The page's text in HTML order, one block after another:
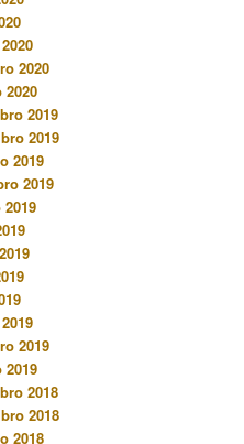
2020
2020
2019
2019
2019
2019
2019
2019
2018
2018
2018